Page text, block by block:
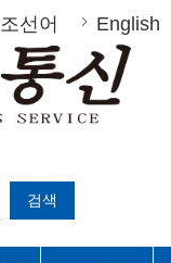
조선어 English
검색